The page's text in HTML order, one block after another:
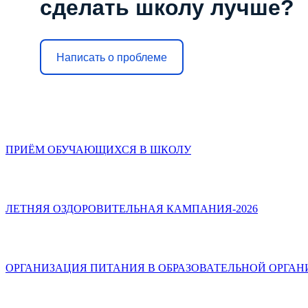
сделать школу лучше?
Написать о проблеме
ПРИЁМ ОБУЧАЮЩИХСЯ В ШКОЛУ
ЛЕТНЯЯ ОЗДОРОВИТЕЛЬНАЯ КАМПАНИЯ-2026
ОРГАНИЗАЦИЯ ПИТАНИЯ В ОБРАЗОВАТЕЛЬНОЙ